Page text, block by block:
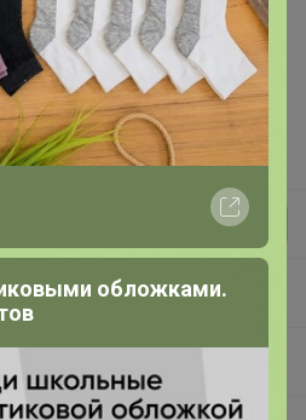
что ознакомлены с
сдоговором оферты.
СП97 Флакончики для парфюма, диффузоров, пластиковые бутылочки, наполнители для диффузоров
обложками.